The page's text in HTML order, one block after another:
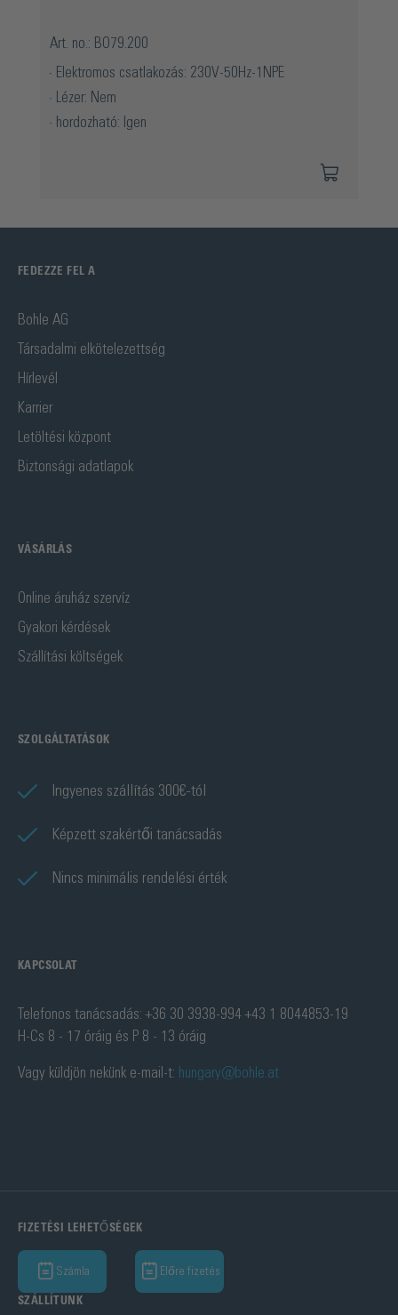
Art. no.: BO79.200
Elektromos csatlakozás: 230V-50Hz-1NPE
Lézer: Nem
hordozható: Igen
FEDEZZE FEL A
Bohle AG
Társadalmi elkötelezettség
Hírlevél
Karrier
Letöltési központ
Biztonsági adatlapok
VÁSÁRLÁS
Online áruház szervíz
Gyakori kérdések
Szállítási költségek
SZOLGÁLTATÁSOK
Ingyenes szállítás 300€-tól
Képzett szakértői tanácsadás
Nincs minimális rendelési érték
KAPCSOLAT
Telefonos tanácsadás: +36 30 3938-994 +43 1 8044853-19
H-Cs 8 - 17 óráig és P 8 - 13 óráig
Vagy küldjön nekünk e-mail-t: hungary@bohle.at
FIZETÉSI LEHETŐSÉGEK
Számla Előre fizetés
SZÁLLÍTUNK